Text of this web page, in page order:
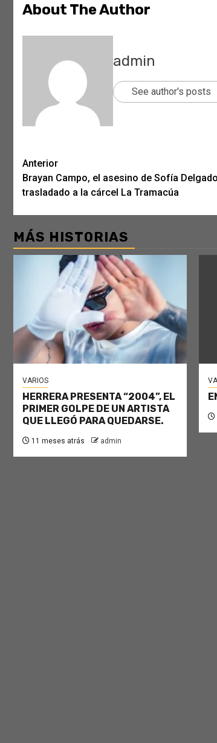
About The Author
admin
See author's posts
Post
navigation
Anterior
Brayan Campo, el asesino de Sofía
trasladado a la cárcel La Tramacúa
MÁS HISTORIAS
VARIOS
HERRERA PRESENTA “2004”, EL
PRIMER GOLPE DE UN ARTISTA
QUE LLEGÓ PARA QUEDARSE.
11 meses atrás admin